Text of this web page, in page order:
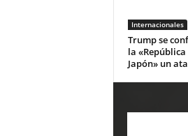
Internacionales
Trump se
la
Japón» un